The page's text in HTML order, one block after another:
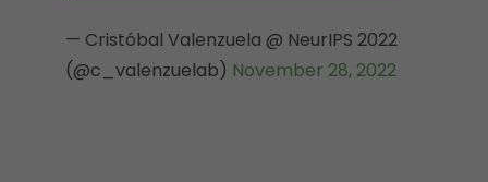
— Cristóbal Valenzuela @ NeurIPS 2022
(@c_valenzuelab) November 28, 2022